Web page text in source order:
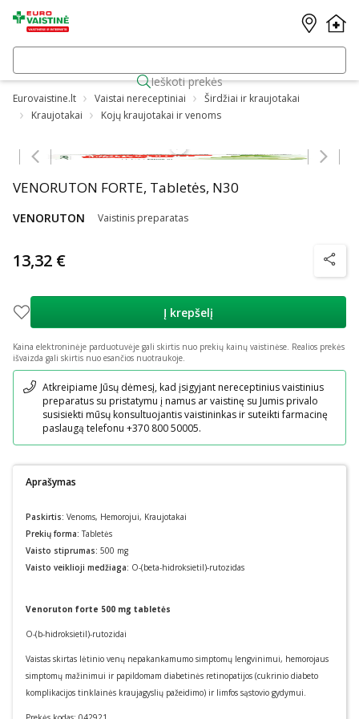
Ieškoti prekės
Eurovaistine.lt Vaistai nereceptiniai
Širdžiai ir kraujotakai
Kraujotakai
Kojų kraujotakai ir venoms
VENORUTON FORTE, Tabletės, N30
VENORUTON Vaistinis preparatas
13,32 €
Į krepšelį
Kaina elektroninėje parduotuvėje gali skirtis nuo prekių kainų vaistinėse. Realios prekės
išvaizda gali skirtis nuo esančios nuotraukoje.
Pranešimas
Atkreipiame Jūsų dėmesį, kad įsigyjant nereceptinius vaistinius
preparatus su pristatymu į namus ar vaistinę su Jumis privalo
susisiekti mūsų konsultuojantis vaistininkas ir suteikti farmacinę
paslaugą telefonu +370 800 50005.
Aprašymas
Paskirtis: Venoms, Hemorojui, Kraujotakai
Prekių forma:Tabletės
Vaisto stiprumas: 500 mg
Vaisto veiklioji medžiaga: O-(beta-hidroksietil)-rutozidas
Venoruton forte 500 mg tabletės
O-(b-hidroksietil)-rutozidai
Vaistas skirtas lėtinio venų nepakankamumo simptomų lengvinimui, hemorojaus
simptomų mažinimui ir papildomam diabetinės retinopatijos (cukrinio diabeto
komplikacijos tinklainės kraujagyslių pažeidimo) ir limfos sąstovio gydymui.